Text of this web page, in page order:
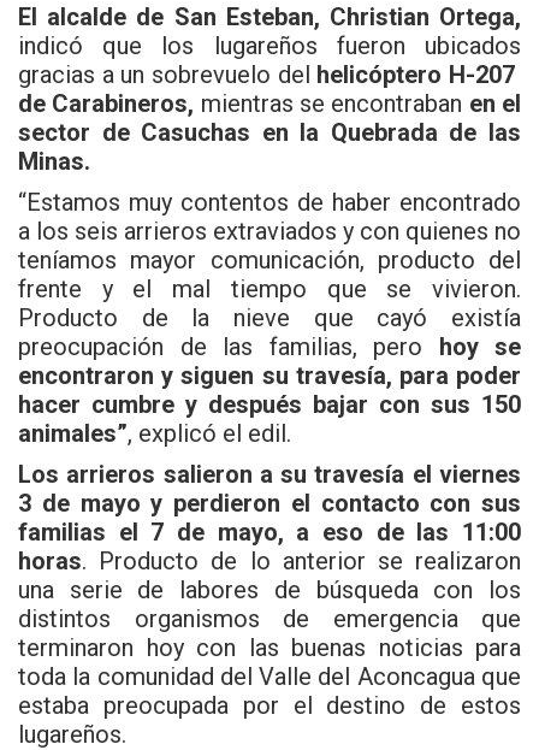
El alcalde de San Esteban, Christian Ortega,
indicó que los lugareños fueron ubicados
gracias a un sobrevuelo del helicóptero H-207
de Carabineros, mientras se encontraban en el
sector de Casuchas en la Quebrada de las
Minas.
“Estamos muy contentos de haber encontrado
a los seis arrieros extraviados y con quienes no
teníamos mayor comunicación, producto del
frente y el mal tiempo que se vivieron.
Producto de la nieve que cayó existía
preocupación de las familias, pero hoy se
encontraron y siguen su travesía, para poder
hacer cumbre y después bajar con sus 150
animales”, explicó el edil.
Los arrieros salieron a su travesía el viernes
3 de mayo y perdieron el contacto con sus
familias el 7 de mayo, a eso de las 11:00
horas. Producto de lo anterior se realizaron
una serie de labores de búsqueda con los
distintos organismos de emergencia que
terminaron hoy con las buenas noticias para
toda la comunidad del Valle del Aconcagua que
estaba preocupada por el destino de estos
lugareños.